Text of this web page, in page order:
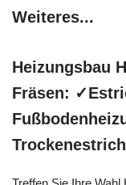
Weiteres...
Heizungsbau
Fräsen:
Trockenestrich